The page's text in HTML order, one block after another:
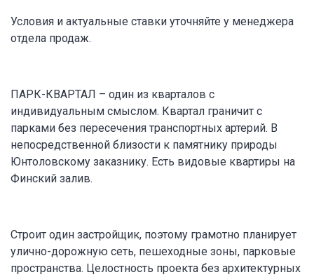
Условия и актуальные ставки уточняйте у менеджера
отдела продаж.
ПАРК-КВАРТАЛ – один из кварталов с
индивидуальным смыслом. Квартал граничит с
парками без пересечения транспортных артерий. В
непосредственной близости к памятнику природы
Юнтоловскому заказнику. Есть видовые квартиры на
Финский залив.
Строит один застройщик, поэтому грамотно планирует
улично-дорожную сеть, пешеходные зоны, парковые
пространства. Целостность проекта без архитектурных